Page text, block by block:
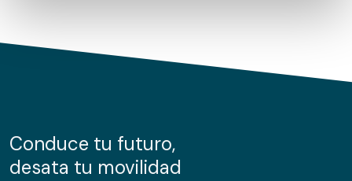
de cookies.
información sobre el uso que haga del sitio web con
nuestros partners de redes sociales, publicidad y análisis
Conduce tu futuro,
desata tu movilidad